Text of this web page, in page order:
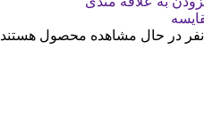
نفر در حال مشاهده محصول هستند